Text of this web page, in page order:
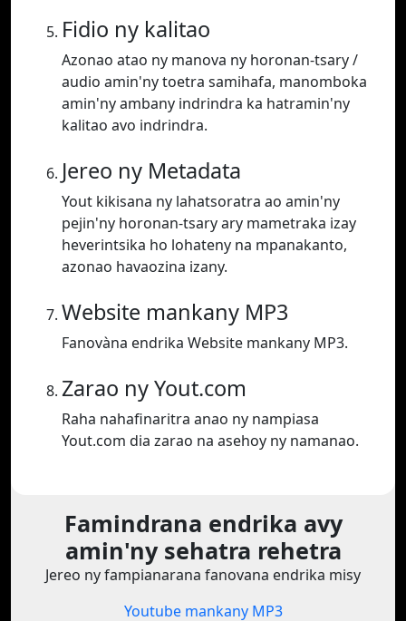
Fidio ny kalitao
Azonao atao ny manova ny horonan-tsary /
audio amin'ny toetra samihafa, manomboka
amin'ny ambany indrindra ka hatramin'ny
kalitao avo indrindra.
Jereo ny Metadata
Yout kikisana ny lahatsoratra ao amin'ny
pejin'ny horonan-tsary ary mametraka izay
heverintsika ho lohateny na mpanakanto,
azonao havaozina izany.
Website mankany MP3
Fanovàna endrika Website mankany MP3.
Zarao ny Yout.com
Raha nahafinaritra anao ny nampiasa
Yout.com dia zarao na asehoy ny namanao.
Famindrana endrika avy
amin'ny sehatra rehetra
Jereo ny fampianarana fanovana endrika misy
Youtube mankany MP3